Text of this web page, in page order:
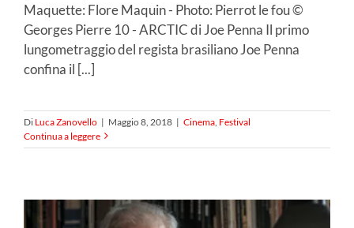
Maquette: Flore Maquin - Photo: Pierrot le fou ©
Georges Pierre 10 - ARCTIC di Joe Penna Il primo
lungometraggio del regista brasiliano Joe Penna
confina il [...]
Di Luca Zanovello | Maggio 8, 2018 | Cinema Festival
Continua a leggere